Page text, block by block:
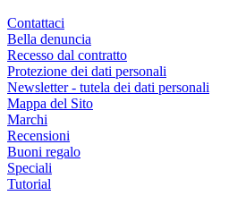
Contattaci
Bella denuncia
Recesso dal contratto
Protezione dei dati personali
Newsletter - tutela dei dati personali
Mappa del Sito
Marchi
Recensioni
Buoni regalo
Speciali
Tutorial